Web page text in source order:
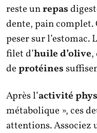
reste unrepas
dente, pain complet.
peser sur l’estomac.
filet d’huile d’olive,
deprotéines
Après l’activité
métabolique », ces
attentions. Associez